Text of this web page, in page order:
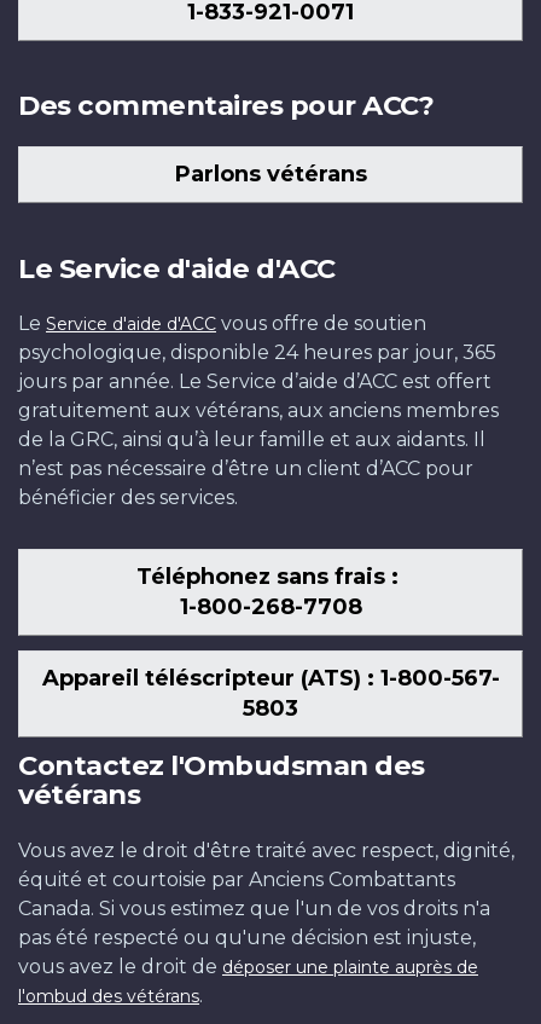
1-833-921-0071
Des commentaires pour ACC?
Parlons vétérans
Le Service d'aide d'ACC
Le Service d'aide d'ACC vous offre de soutien
psychologique, disponible 24 heures par jour, 365
jours par année. Le Service d’aide d’ACC est offert
gratuitement aux vétérans, aux anciens membres
de la GRC, ainsi qu’à leur famille et aux aidants. Il
n’est pas nécessaire d’être un client d’ACC pour
bénéficier des services.
Téléphonez sans frais :
1-800-268-7708
Appareil téléscripteur (ATS) : 1-800-567-
5803
Contactez l'Ombudsman des
vétérans
Vous avez le droit d'être traité avec respect, dignité,
équité et courtoisie par Anciens Combattants
Canada. Si vous estimez que l'un de vos droits n'a
pas été respecté ou qu'une décision est injuste,
vous avez le droit de déposer une plainte auprès de
l'ombud des vétérans.